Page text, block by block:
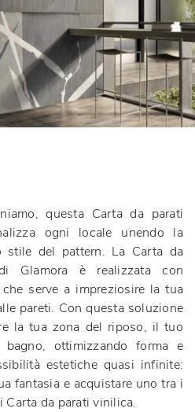
questa Carta da parati
ogni locale unendo la
del pattern. La Carta da
Glamora è realizzata con
serve a impreziosire la tua
pareti. Con questa soluzione
la tua zona del riposo, il tuo
ottimizzando forma e
estetiche quasi infinite:
fantasia e acquistare uno tra i
da parati vinilica.